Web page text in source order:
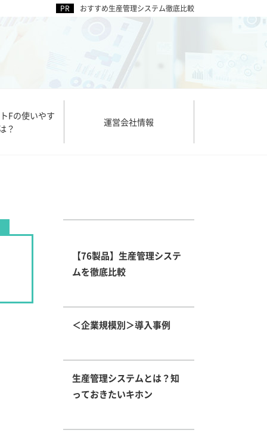
おすすめ生産管理システム徹底比較
Fの使いやす
？
運営会社情報
【76製品】生産管理システ
ムを徹底比較
＜企業規模別＞導入事例
生産管理システムとは？知
っておきたいキホン